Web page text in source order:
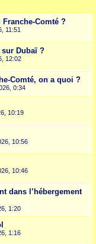
Comté ?
11:51
sur Dubaï ?
12:02
Comté, on a quoi ?
0:34
10:19
10:56
10:46
dans l’hébergement
1:20
1:16